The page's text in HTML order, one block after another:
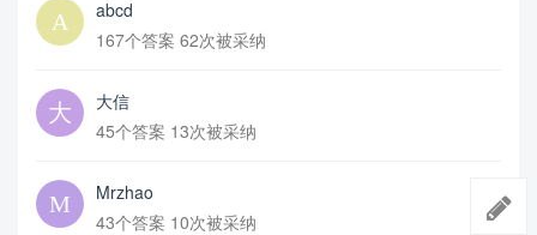
abcd
167个答案 62次被采纳
大信
45个答案 13次被采纳
Mrzhao
43个答案 10次被采纳